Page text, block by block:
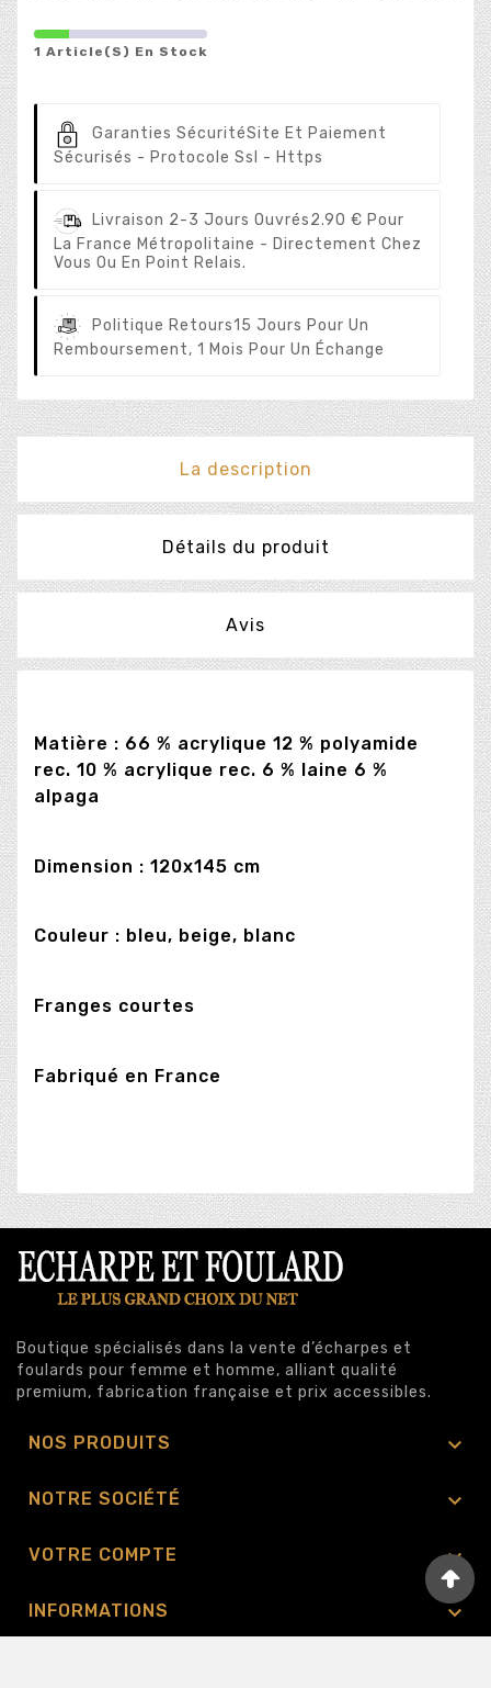
1 Article(s) En Stock
Garanties SécuritéSite Et Paiement
Sécurisés - Protocole Ssl - Https
Livraison 2-3 Jours Ouvrés2.90 € Pour
La France Métropolitaine - Directement Chez
Vous Ou En Point Relais.
Politique Retours15 Jours Pour Un
Remboursement, 1 Mois Pour Un Échange
La description
Détails du produit
Avis
Matière : 66 % acrylique 12 % polyamide
rec. 10 % acrylique rec. 6 % laine 6 %
alpaga
Dimension : 120x145 cm
Couleur : bleu, beige, blanc
Franges courtes
Fabriqué en France
Boutique spécialisés dans la vente d’écharpes et
foulards pour femme et homme, alliant qualité
premium, fabrication française et prix accessibles.
NOS PRODUITS 
NOTRE SOCIÉTÉ 
VOTRE COMPTE 
INFORMATIONS 